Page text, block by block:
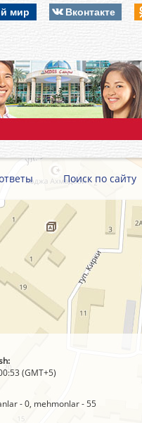
мир Вконтакте
Поиск по сайту
(GMT+5)
- 0, mehmonlar - 55